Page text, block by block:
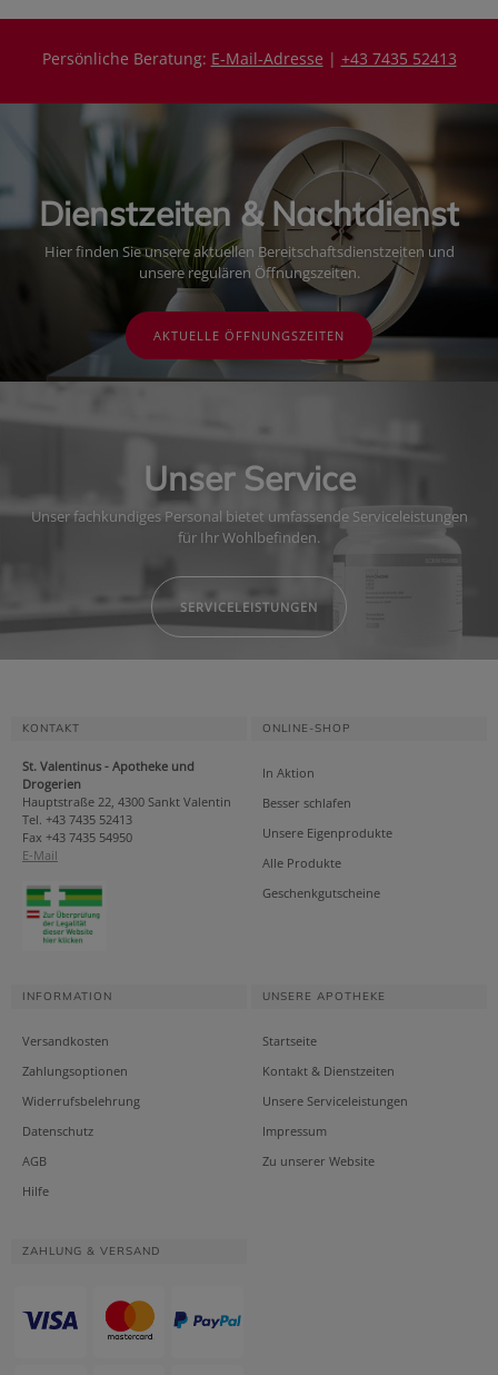
Persönliche Beratung: E-Mail-Adresse | +43 7435 52413
Dienstzeiten & Nachtdienst
Hier finden Sie unsere aktuellen Bereitschaftsdienstzeiten und
unsere regulären Öffnungszeiten.
AKTUELLE ÖFFNUNGSZEITEN
Unser Service
Unser fachkundiges Personal bietet umfassende Serviceleistungen
für Ihr Wohlbefinden.
SERVICELEISTUNGEN
KONTAKT
St. Valentinus - Apotheke und
Drogerien
Hauptstraße 22, 4300 Sankt Valentin
Tel. +43 7435 52413
Fax +43 7435 54950
E-Mail
ONLINE-SHOP
In Aktion
Besser schlafen
Unsere Eigenprodukte
Alle Produkte
Geschenkgutscheine
INFORMATION
Versandkosten
Zahlungsoptionen
Widerrufsbelehrung
Datenschutz
AGB
Hilfe
UNSERE APOTHEKE
Startseite
Kontakt & Dienstzeiten
Unsere Serviceleistungen
Impressum
Zu unserer Website
ZAHLUNG & VERSAND